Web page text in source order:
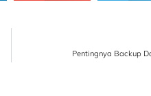
Pentingnya Backup